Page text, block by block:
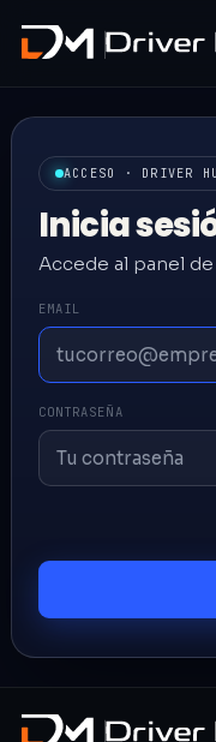
ACCESO · DRIVER
Inicia
Accede al panel
EMAIL
CONTRASEÑA